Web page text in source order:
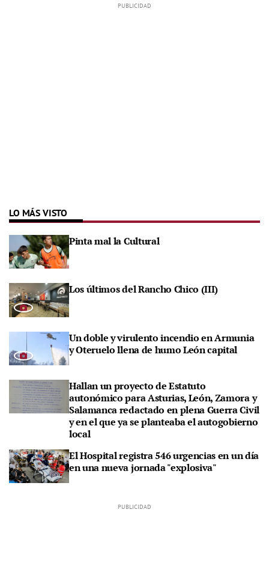
LO MÁS VISTO
Pinta mal la Cultural
Los últimos del Rancho Chico (III)
Un doble y virulento incendio en Armunia
y Oteruelo llena de humo León capital
Hallan un proyecto de Estatuto
autonómico para Asturias, León, Zamora y
Salamanca redactado en plena Guerra Civil
y en el que ya se planteaba el autogobierno
local
El Hospital registra 546 urgencias en un día
en una nueva jornada "explosiva"